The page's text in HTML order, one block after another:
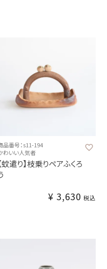
品番号：s11-194
わいい人気者
蚊遣り】枝乗りペアふくろ
¥ 3,630 税込